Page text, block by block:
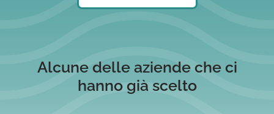
Alcune delle aziende che ci
hanno già scelto